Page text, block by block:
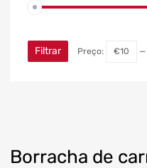
Borracha de
Filtrar Preço: €10 —